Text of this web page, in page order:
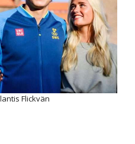
Flickvän